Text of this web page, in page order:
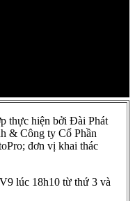
thực hiện bởi Đài Phát
& Công ty Cổ Phần
đơn vị khai thác
lúc 18h10 từ thứ 3 và